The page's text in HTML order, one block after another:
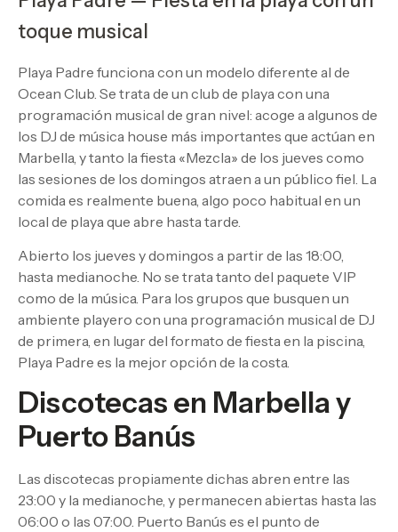
toque musical
Playa Padre funciona con un modelo diferente al de
Ocean Club. Se trata de un club de playa con una
programación musical de gran nivel: acoge a algunos de
los DJ de música house más importantes que actúan en
Marbella, y tanto la fiesta «Mezcla» de los jueves como
las sesiones de los domingos atraen a un público fiel. La
comida es realmente buena, algo poco habitual en un
local de playa que abre hasta tarde.
Abierto los jueves y domingos a partir de las 18:00,
hasta medianoche. No se trata tanto del paquete VIP
como de la música. Para los grupos que busquen un
ambiente playero con una programación musical de DJ
de primera, en lugar del formato de fiesta en la piscina,
Playa Padre es la mejor opción de la costa.
Discotecas en Marbella y
Puerto Banús
Las discotecas propiamente dichas abren entre las
23:00 y la medianoche, y permanecen abiertas hasta las
06:00 o las 07:00. Puerto Banús es el punto de